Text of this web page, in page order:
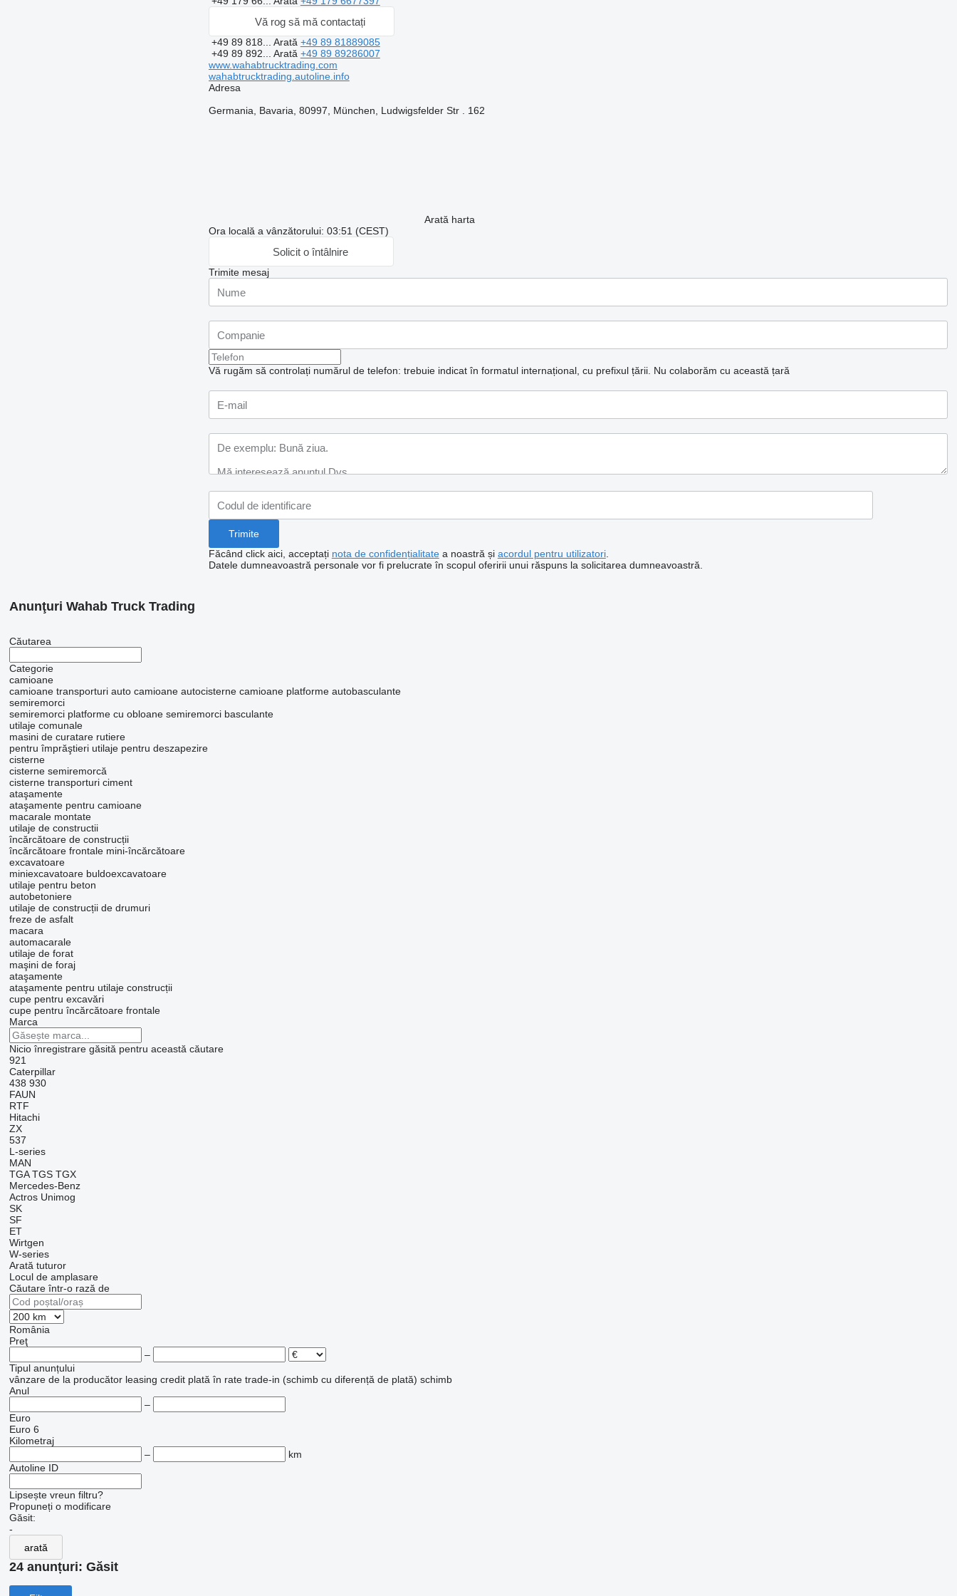
Vă rog să mă contactați
+49 89 818... Arată +49 89 81889085
+49 89 892... Arată +49 89 89286007
www.wahabtrucktrading.com
wahabtrucktrading.autoline.info
Adresa
Germania, Bavaria, 80997, München, Ludwigsfelder Str . 162
Arată harta
Ora locală a vânzătorului: 03:51 (CEST)
Solicit o întâlnire
Trimite mesaj
Vă rugăm să controlați numărul de telefon: trebuie indicat în formatul internațional, cu prefixul țării. Nu colaborăm cu această țară
Făcând click aici, acceptați nota de confidențialitatea noastră și acordul pentru utilizatori.
Datele dumneavoastră personale vor fi prelucrate în scopul oferirii unui răspuns la solicitarea dumneavoastră.
Anunţuri Wahab Truck Trading
Căutarea
Categorie
camioane
camioane transporturi auto camioane autocisterne camioane platforme autobasculante
semiremorci
semiremorci platforme cu obloane semiremorci basculante
utilaje comunale
masini de curatare rutiere
pentru împrăştieri utilaje pentru deszapezire
cisterne
cisterne semiremorcă
cisterne transporturi ciment
ataşamente
ataşamente pentru camioane
macarale montate
utilaje de constructii
încărcătoare de construcții
încărcătoare frontale mini-încărcătoare
excavatoare
miniexcavatoare buldoexcavatoare
utilaje pentru beton
autobetoniere
utilaje de construcții de drumuri
freze de asfalt
macara
automacarale
utilaje de forat
maşini de foraj
ataşamente
ataşamente pentru utilaje construcții
cupe pentru excavări
cupe pentru încărcătoare frontale
Marca
Nicio înregistrare găsită pentru această căutare
921
Caterpillar
438 930
FAUN
RTF
Hitachi
ZX
537
L-series
MAN
TGA TGS TGX
Mercedes-Benz
Actros Unimog
SK
SF
ET
Wirtgen
W-series
Arată tuturor
Locul de amplasare
Căutare într-o rază de
România
Preţ
–
Tipul anunțului
vânzare de la producător leasing credit plată în rate trade-in (schimb cu diferență de plată) schimb
Anul
–
Euro
Euro 6
Kilometraj
–
km
Autoline ID
Lipsește vreun filtru?
Propuneți o modificare
Găsit:
-
arată
24 anunțuri: Găsit